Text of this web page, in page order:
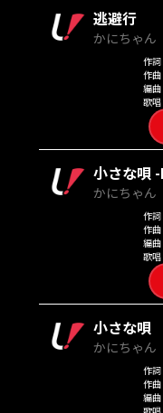
逃避行
かにちゃん
作
作
編
歌
小さな唄
かにちゃん
作
作
編
歌
小さな唄
かにちゃん
作
作
編